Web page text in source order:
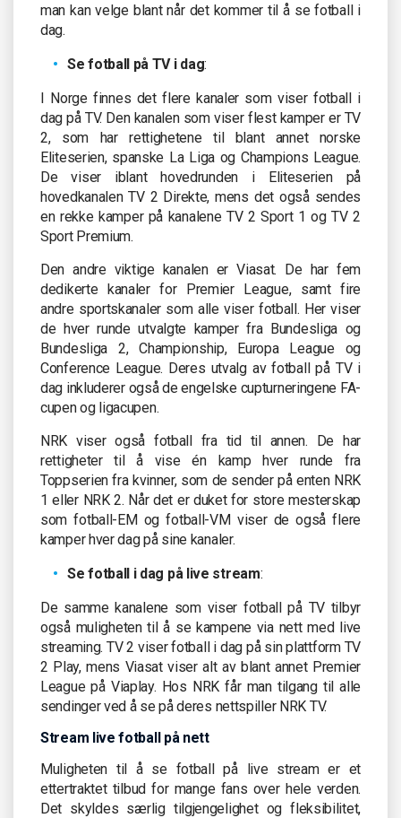
man kan velge blant når det kommer til å se fotball i
dag.
Se fotball på TV i dag:
I Norge finnes det flere kanaler som viser fotball i
dag på TV. Den kanalen som viser flest kamper er TV
2, som har rettighetene til blant annet norske
Eliteserien, spanske La Liga og Champions League.
De viser iblant hovedrunden i Eliteserien på
hovedkanalen TV 2 Direkte, mens det også sendes
en rekke kamper på kanalene TV 2 Sport 1 og TV 2
Sport Premium.
Den andre viktige kanalen er Viasat. De har fem
dedikerte kanaler for Premier League, samt fire
andre sportskanaler som alle viser fotball. Her viser
de hver runde utvalgte kamper fra Bundesliga og
Bundesliga 2, Championship, Europa League og
Conference League. Deres utvalg av fotball på TV i
dag inkluderer også de engelske cupturneringene FA-
cupen og ligacupen.
NRK viser også fotball fra tid til annen. De har
rettigheter til å vise én kamp hver runde fra
Toppserien fra kvinner, som de sender på enten NRK
1 eller NRK 2. Når det er duket for store mesterskap
som fotball-EM og fotball-VM viser de også flere
kamper hver dag på sine kanaler.
Se fotball i dag på live stream:
De samme kanalene som viser fotball på TV tilbyr
også muligheten til å se kampene via nett med live
streaming. TV 2 viser fotball i dag på sin plattform TV
2 Play, mens Viasat viser alt av blant annet Premier
League på Viaplay. Hos NRK får man tilgang til alle
sendinger ved å se på deres nettspiller NRK TV.
Stream live fotball på nett
Muligheten til å se fotball på live stream er et
ettertraktet tilbud for mange fans over hele verden.
Det skyldes særlig tilgjengelighet og fleksibilitet,